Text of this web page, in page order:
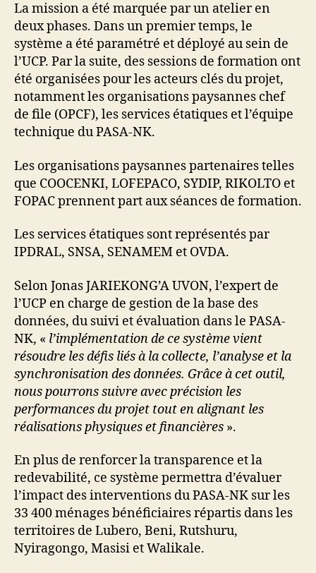
La mission a été marquée par un atelier en
deux phases. Dans un premier temps, le
système a été paramétré et déployé au sein de
l’UCP. Par la suite, des sessions de formation ont
été organisées pour les acteurs clés du projet,
notamment les organisations paysannes chef
de file (OPCF), les services étatiques et l’équipe
technique du PASA-NK.
Les organisations paysannes partenaires telles
que COOCENKI, LOFEPACO, SYDIP, RIKOLTO et
FOPAC prennent part aux séances de formation.
Les services étatiques sont représentés par
IPDRAL, SNSA, SENAMEM et OVDA.
Selon Jonas JARIEKONG’A UVON, l’expert de
l’UCP en charge de gestion de la base des
données, du suivi et évaluation dans le PASA-
NK, « l’implémentation de ce système vient
résoudre les défis liés à la collecte, l’analyse et la
synchronisation des données. Grâce à cet outil,
nous pourrons suivre avec précision les
performances du projet tout en alignant les
réalisations physiques et financières ».
En plus de renforcer la transparence et la
redevabilité, ce système permettra d’évaluer
l’impact des interventions du PASA-NK sur les
33 400 ménages bénéficiaires répartis dans les
territoires de Lubero, Beni, Rutshuru,
Nyiragongo, Masisi et Walikale.